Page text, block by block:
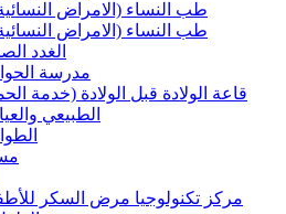
طب النساء (الامراض
طب النساء (الامراض
الغدد
مدرسة
الطبيعي
مركز تكنولوجيا مرض السكر